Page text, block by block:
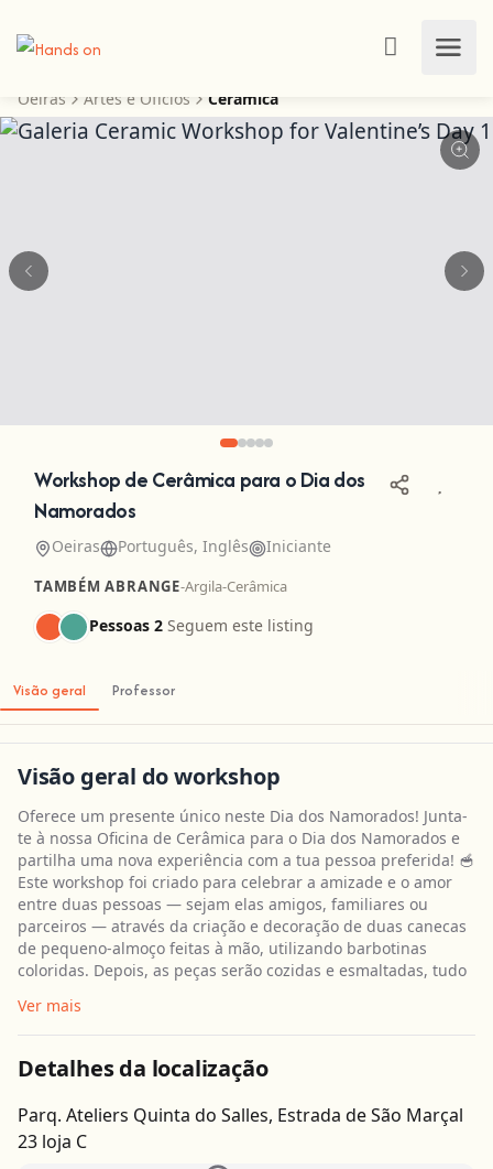
Oeiras Artes e Ofícios Cerâmica
Workshop de Cerâmica para o Dia dos
Namorados
Oeiras Português, Inglês Iniciante
TAMBÉM ABRANGE-Argila-Cerâmica
Pessoas 2 Seguem este listing
Visão geral Professor
Visão geral do workshop
Oferece um presente único neste Dia dos Namorados! Junta-
te à nossa Oficina de Cerâmica para o Dia dos Namorados e
partilha uma nova experiência com a tua pessoa preferida! 🥣
Este workshop foi criado para celebrar a amizade e o amor
entre duas pessoas — sejam elas amigos, familiares ou
parceiros — através da criação e decoração de duas canecas
de pequeno-almoço feitas à mão, utilizando barbotinas
coloridas. Depois, as peças serão cozidas e esmaltadas, tudo
Ver mais
Detalhes da localização
Parq. Ateliers Quinta do Salles, Estrada de São Marçal
23 loja C